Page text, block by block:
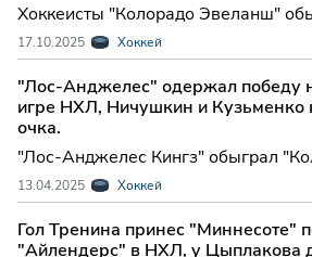
Хоккеисты "Колорадо Эвеланш"
Блю Джекетс" в матче регулярного
Национальной хоккейной лиги
которая состоялась в Коламбусе, з...
17.10.2025 Хоккей
"Лос-Анджелес" одержал победу
игре НХЛ, Ничушкин и Кузьменко
очка.
"Лос-Анджелес Кингз" обыграл
домашнем матче регулярного
Национальной хоккейной лиги
которая прошла в Лос-Анджелесе,
13.04.2025 Хоккей
Гол Тренина принес "Миннесоте"
"Айлендерс" в НХЛ, у Цыплакова